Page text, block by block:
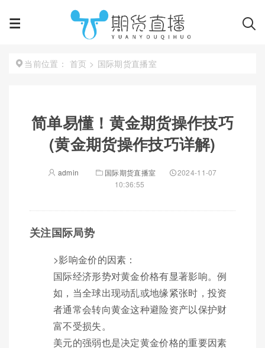
当前位置： 首页 > 国际期货直播室
简单易懂！黄金期货操作技巧
(黄金期货操作技巧详解)
admin 国际期货直播室
2024-11-07
10:36:55
关注国际局势
>影响金价的因素：
国际经济形势对黄金价格有显著影响。例
如，当全球出现动乱或地缘紧张时，投资
者通常会转向黄金这种避险资产以保护财
富不受损失。
美元的强弱也是决定黄金价格的重要因素